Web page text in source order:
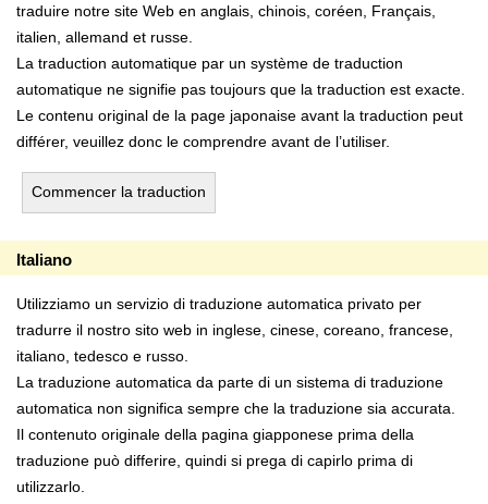
traduire notre site Web en anglais, chinois, coréen, Français,
italien, allemand et russe.
La traduction automatique par un système de traduction
automatique ne signifie pas toujours que la traduction est exacte.
Le contenu original de la page japonaise avant la traduction peut
différer, veuillez donc le comprendre avant de l’utiliser.
Commencer la traduction
Italiano
Utilizziamo un servizio di traduzione automatica privato per
tradurre il nostro sito web in inglese, cinese, coreano, francese,
italiano, tedesco e russo.
La traduzione automatica da parte di un sistema di traduzione
automatica non significa sempre che la traduzione sia accurata.
Il contenuto originale della pagina giapponese prima della
traduzione può differire, quindi si prega di capirlo prima di
utilizzarlo.